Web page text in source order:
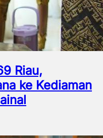
Riau,
ke Kediaman